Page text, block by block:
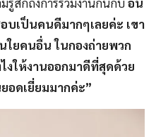
บเป็นคนดีมากๆเลยค่ะ เขา
ใยคนอื่น ในกองถ่ายพวก
งให้งานออกมาดีที่สุดด้วย
อดเยี่ยมมากค่ะ”